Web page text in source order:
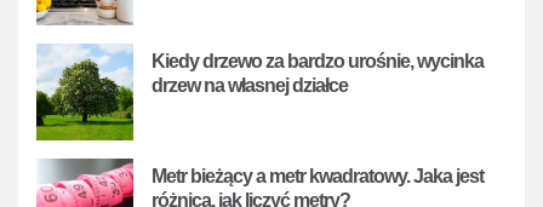
Kiedy drzewo za bardzo urośnie, wycinka
drzew na własnej działce
Metr bieżący a metr kwadratowy. Jaka jest
różnica, jak liczyć metry?